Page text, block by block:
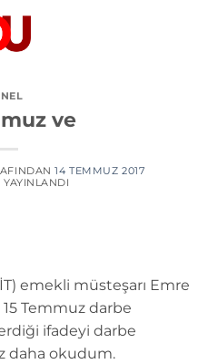
ve
14 TEMMUZ 2017
emekli müsteşarı Emre
Temmuz darbe
ifadeyi darbe
daha okudum.